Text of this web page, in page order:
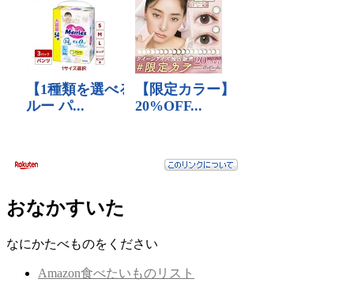
おなかすいた
なにかたべものをください
Amazon食べたいものリスト